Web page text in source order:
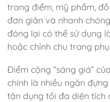
trang điểm, mỹ phẩm,
đơn giản và nhanh
đóng lại có thể sử dụng
hoặc chỉnh chu trang
Điểm cộng “sáng giá”
chính là nhiều ngăn
tận dụng tối đa diện tích